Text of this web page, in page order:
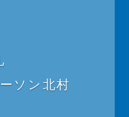
ソン北村